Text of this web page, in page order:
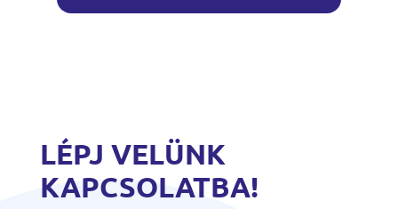
LÉPJ VELÜNK
KAPCSOLATBA!